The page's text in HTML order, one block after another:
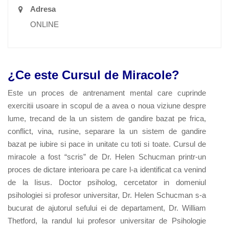
Adresa
ONLINE
¿Ce este Cursul de Miracole?
Este un proces de antrenament mental care cuprinde
exercitii usoare in scopul de a avea o noua viziune despre
lume, trecand de la un sistem de gandire bazat pe frica,
conflict, vina, rusine, separare la un sistem de gandire
bazat pe iubire si pace in unitate cu toti si toate. Cursul de
miracole a fost “scris” de Dr. Helen Schucman printr-un
proces de dictare interioara pe care l-a identificat ca venind
de la Iisus. Doctor psiholog, cercetator in domeniul
psihologiei si profesor universitar, Dr. Helen Schucman s-a
bucurat de ajutorul sefului ei de departament, Dr. William
Thetford, la randul lui profesor universitar de Psihologie